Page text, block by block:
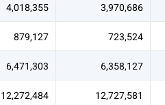
3,970,686
4,018,355
723,524
879,127
6,358,127
6,471,303
12,727,581
12,272,484